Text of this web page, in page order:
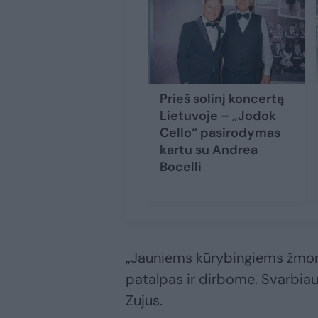
Prieš solinį koncertą
Lietuvoje – „Jodok
Cello“ pasirodymas
kartu su Andrea
Bocelli
„Jauniems kūrybingiems
patalpas ir dirbome.
Zujus.